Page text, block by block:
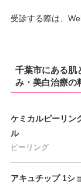
受診する際は、
千葉市にある
み・美白治療の
ケミカルピーリン
ル
ピーリング
アキュチップ 1シ